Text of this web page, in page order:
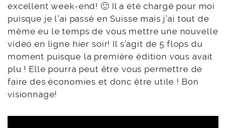
excellent week-end! 🙂 Il a été chargé pour moi
puisque je l’ai passé en Suisse mais j’ai tout de
même eu le temps de vous mettre une nouvelle
vidéo en ligne hier soir! Il s’agit de 5 flops du
moment puisque la première édition vous avait
plu ! Elle pourra peut être vous permettre de
faire des économies et donc être utile ! Bon
visionnage!